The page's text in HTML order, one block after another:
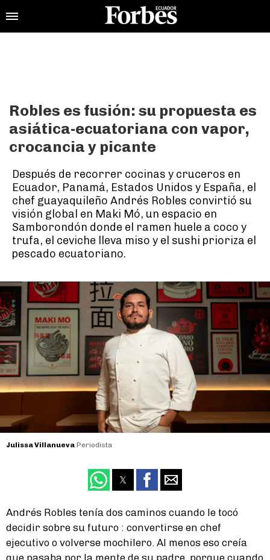
Robles es fusión: su propuesta es
asiática-ecuatoriana con vapor,
crocancia y picante
Después de recorrer cocinas y cruceros en
Ecuador, Panamá, Estados Unidos y España, el
chef guayaquileño Andrés Robles convirtió su
visión global en Maki Mó, un espacio en
Samborondón donde el ramen huele a coco y
trufa, el ceviche lleva miso y el sushi prioriza el
pescado ecuatoriano.
Julissa Villanueva Periodista
Andrés Robles tenía dos caminos cuando le tocó
decidir sobre su futuro : convertirse en chef
ejecutivo o volverse mochilero. Al menos eso creía
que pasaba por la mente de su padre, porque cuando